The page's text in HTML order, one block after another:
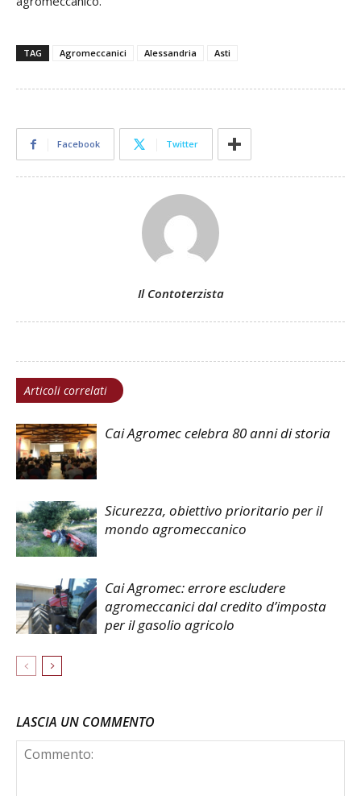
TAG Agromeccanici Alessandria Asti
Facebook Twitter
Il Contoterzista
Articoli correlati
Cai Agromec celebra 80 anni di storia
Sicurezza, obiettivo prioritario per il
mondo agromeccanico
Cai Agromec: errore escludere
agromeccanici dal credito d’imposta
per il gasolio agricolo
LASCIA UN COMMENTO